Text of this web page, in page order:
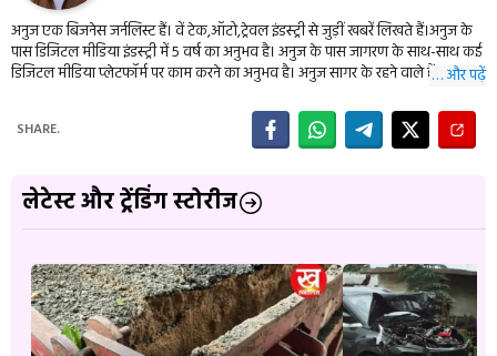
अनुज एक बिजनेस जर्नलिस्ट हैं। वें टेक,ऑटो,ट्रेवल इंडस्ट्री से जुड़ीं खबरें लिखते हैं।अनुज के
पास डिजिटल मीडिया इंडस्ट्री में 5 वर्ष का अनुभव है। अनुज के पास जागरण के साथ-साथ कई
डिजिटल मीडिया प्लेटफॉर्म पर काम करने का अनुभव है। अनुज सागर के रहने वाले हैं।… और पढ़ें
SHARE.
लेटेस्ट और ट्रेंडिंग स्टोरीज